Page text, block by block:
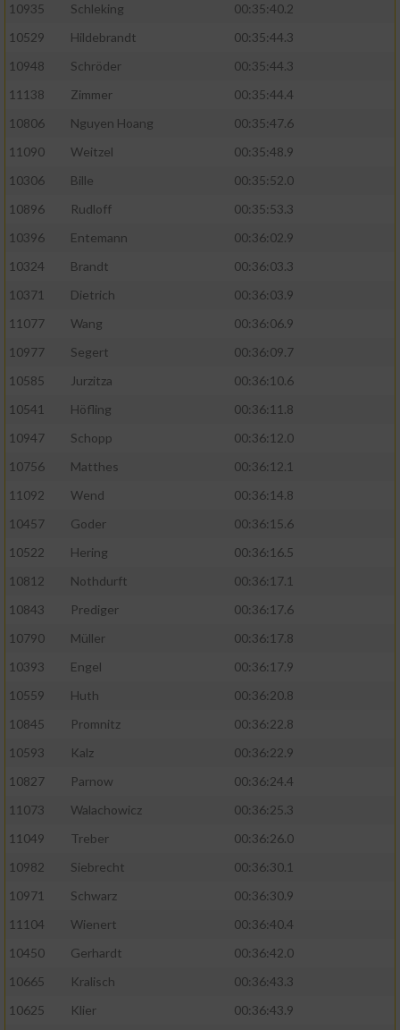
10935
Schleking
00:35:40.2
10529
Hildebrandt
00:35:44.3
10948
Schröder
00:35:44.3
11138
Zimmer
00:35:44.4
10806
Nguyen Hoang
00:35:47.6
11090
Weitzel
00:35:48.9
10306
Bille
00:35:52.0
10896
Rudloff
00:35:53.3
10396
Entemann
00:36:02.9
10324
Brandt
00:36:03.3
10371
Dietrich
00:36:03.9
11077
Wang
00:36:06.9
10977
Segert
00:36:09.7
10585
Jurzitza
00:36:10.6
10541
Höfling
00:36:11.8
10947
Schopp
00:36:12.0
10756
Matthes
00:36:12.1
11092
Wend
00:36:14.8
10457
Goder
00:36:15.6
10522
Hering
00:36:16.5
10812
Nothdurft
00:36:17.1
10843
Prediger
00:36:17.6
10790
Müller
00:36:17.8
10393
Engel
00:36:17.9
10559
Huth
00:36:20.8
10845
Promnitz
00:36:22.8
10593
Kalz
00:36:22.9
10827
Parnow
00:36:24.4
11073
Walachowicz
00:36:25.3
11049
Treber
00:36:26.0
10982
Siebrecht
00:36:30.1
10971
Schwarz
00:36:30.9
11104
Wienert
00:36:40.4
10450
Gerhardt
00:36:42.0
10665
Kralisch
00:36:43.3
10625
Klier
00:36:43.9